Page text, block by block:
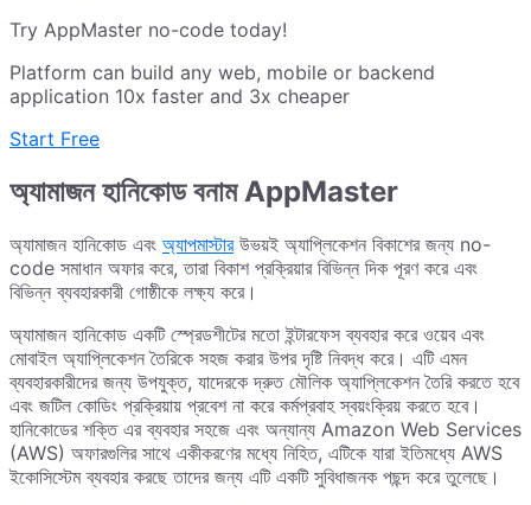
Try AppMaster no-code today!
Platform can build any web, mobile or backend
application 10x faster and 3x cheaper
Start Free
অ্যামাজন হানিকোড বনাম AppMaster
অ্যামাজন হানিকোড এবং অ্যাপমাস্টারউভয়ই অ্যাপ্লিকেশন বিকাশের জন্য no-
code সমাধান অফার করে, তারা বিকাশ প্রক্রিয়ার বিভিন্ন দিক পূরণ করে এবং
বিভিন্ন ব্যবহারকারী গোষ্ঠীকে লক্ষ্য করে।
অ্যামাজন হানিকোড একটি স্প্রেডশীটের মতো ইন্টারফেস ব্যবহার করে ওয়েব এবং
মোবাইল অ্যাপ্লিকেশন তৈরিকে সহজ করার উপর দৃষ্টি নিবদ্ধ করে। এটি এমন
ব্যবহারকারীদের জন্য উপযুক্ত, যাদেরকে দ্রুত মৌলিক অ্যাপ্লিকেশন তৈরি করতে হবে
এবং জটিল কোডিং প্রক্রিয়ায় প্রবেশ না করে কর্মপ্রবাহ স্বয়ংক্রিয় করতে হবে।
হানিকোডের শক্তি এর ব্যবহার সহজে এবং অন্যান্য Amazon Web Services
(AWS) অফারগুলির সাথে একীকরণের মধ্যে নিহিত, এটিকে যারা ইতিমধ্যে AWS
ইকোসিস্টেম ব্যবহার করছে তাদের জন্য এটি একটি সুবিধাজনক পছন্দ করে তুলেছে।